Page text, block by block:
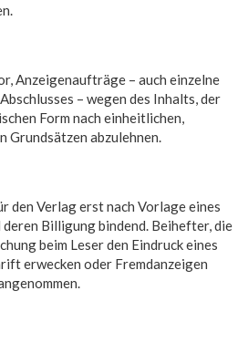
Anzeigenaufträge – auch einzelne
– wegen des Inhalts, der
Form nach einheitlichen,
abzulehnen.
den Verlag erst nach Vorlage eines
Billigung bindend. Beihefter, die
beim Leser den Eindruck eines
erwecken oder Fremdanzeigen